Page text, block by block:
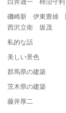
磯崎新 伊東豊雄
西沢立衛 坂茂
私的な話
美しい景色
群馬県の建築
茨木県の建築
藤井厚二